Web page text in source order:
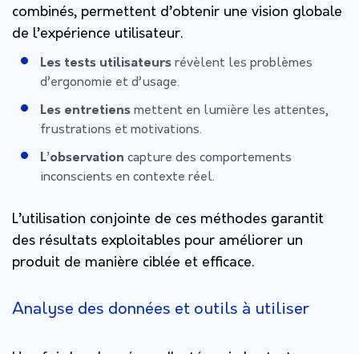
combinés, permettent d’obtenir une vision globale
de l’expérience utilisateur.
Les tests utilisateurs révèlent les problèmes
d’ergonomie et d’usage.
Les entretiens mettent en lumière les attentes,
frustrations et motivations.
L’observation capture des comportements
inconscients en contexte réel.
L’utilisation conjointe de ces méthodes garantit
des résultats exploitables pour améliorer un
produit de manière ciblée et efficace.
Analyse des données et outils à utiliser